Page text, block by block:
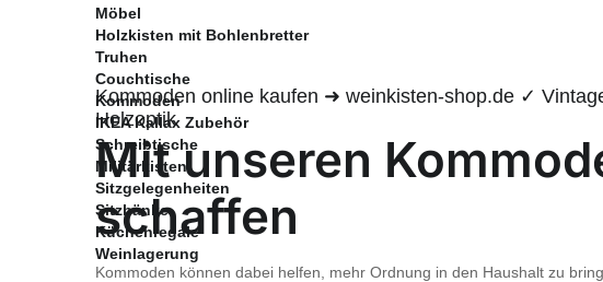
Möbel
Holzkisten mit Bohlenbretter
Truhen
Couchtische
Kommoden
IKEA Kallax Zubehör
Schreibtische
Militärkisten
Sitzgelegenheiten
Sitzbänke
Küchenregale
Weinlagerung
Zahlungsbedingung
en
FAQs
Impressum
AGB
Datenschutz
Widerrufsrecht
Vertrag widerrufen
Kommoden online kaufen ➜ weinkisten-shop.de ✓
Holzoptik
Mit unseren
schaffen
Kommoden können dabei helfen, mehr Ordnung in den Haushalt zu